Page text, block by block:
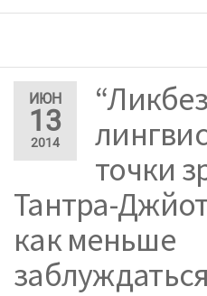
ИЮН
13
2014
точки
Тантра-
как меньше